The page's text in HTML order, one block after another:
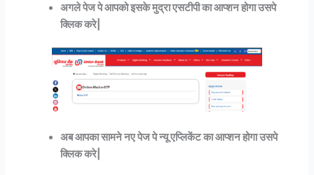
अगले पेज पे आपको इसके मुद्रा एसटीपी का आप्शन होगा उसपे
क्लिक करे|
अब आपका सामने नए पेज पे न्यू एप्लिकेंट का आप्शन होगा उसपे
क्लिक करे|